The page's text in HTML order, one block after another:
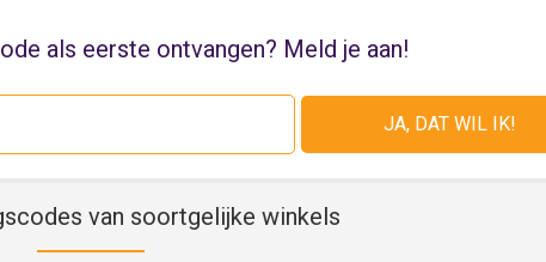
als eerste ontvangen? Meld je aan!
van soortgelijke winkels